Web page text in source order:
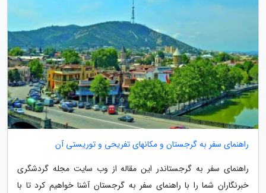
راهنمای سفر به گرجستان و مکانهای تفریحی و توریستی آن
راهنمای سفر به گرجستاندر این مقاله از وب سایت مجله گردشگری
خبرنگاران شما را با راهنمای سفر به گرجستان آشنا خواهیم کرد تا با